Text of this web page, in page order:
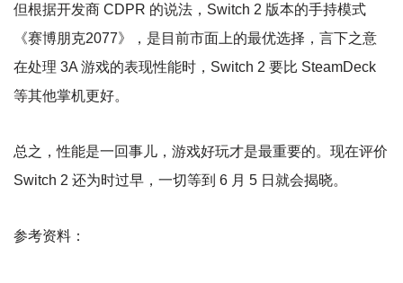
但根据开发商 CDPR 的说法，Switch 2 版本的手持模式
《赛博朋克2077》，是目前市面上的最优选择，言下之意
在处理 3A 游戏的表现性能时，Switch 2 要比 SteamDeck
等其他掌机更好。
总之，性能是一回事儿，游戏好玩才是最重要的。现在评价
Switch 2 还为时过早，一切等到 6 月 5 日就会揭晓。
参考资料：